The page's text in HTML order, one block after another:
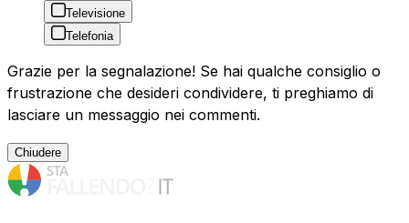
Televisione
Telefonia
Grazie per la segnalazione! Se hai qualche consiglio o
frustrazione che desideri condividere, ti preghiamo di
lasciare un messaggio nei commenti.
Chiudere